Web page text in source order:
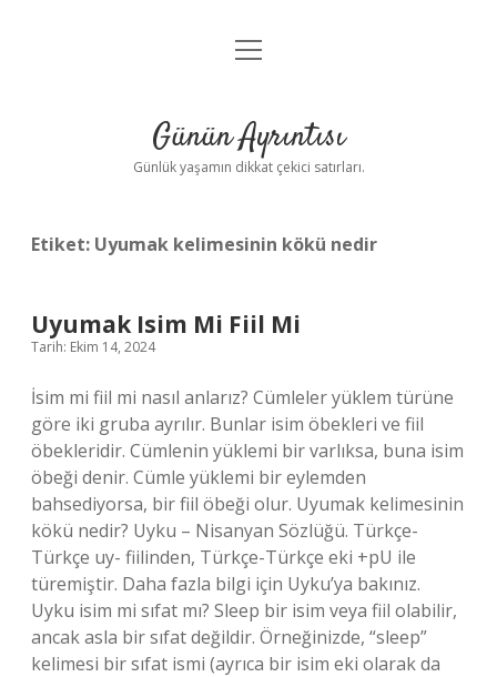
Anasayfa
Yasal Uyarı
menüyü
Günün Ayrıntısı
Günlük yaşamın dikkat çekici satırları.
Etiket: Uyumak kelimesinin kökü nedir
Uyumak Isim Mi Fiil Mi
Tarih: Ekim 14, 2024
İsim mi fiil mi nasıl anlarız? Cümleler yüklem türüne
göre iki gruba ayrılır. Bunlar isim öbekleri ve fiil
öbekleridir. Cümlenin yüklemi bir varlıksa, buna isim
öbeği denir. Cümle yüklemi bir eylemden
bahsediyorsa, bir fiil öbeği olur. Uyumak kelimesinin
kökü nedir? Uyku – Nisanyan Sözlüğü. Türkçe-
Türkçe uy- fiilinden, Türkçe-Türkçe eki +pU ile
türemiştir. Daha fazla bilgi için Uyku’ya bakınız.
Uyku isim mi sıfat mı? Sleep bir isim veya fiil olabilir,
ancak asla bir sıfat değildir. Örneğinizde, “sleep”
kelimesi bir sıfat ismi (ayrıca bir isim eki olarak da